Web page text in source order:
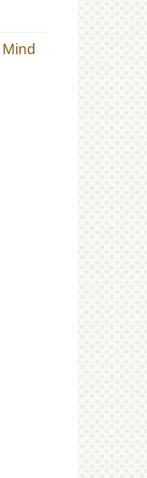
Mind